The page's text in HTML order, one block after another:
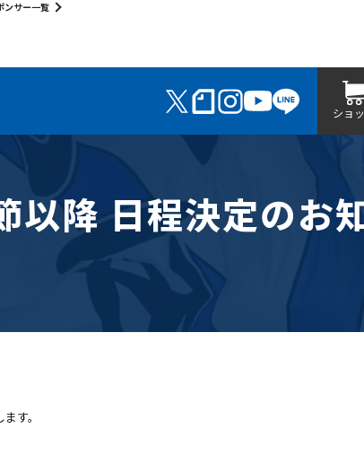
ンサー一覧
ショ
以降 日程決定のお
す。